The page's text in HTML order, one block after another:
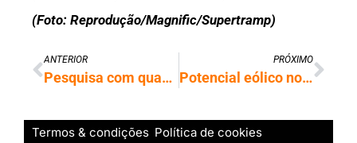
(Foto: Reprodução/Magnific/Supertramp)
ANTERIOR
Pesquisa com quase 700 mil pessoas amplia compreensão genética da ansiedade
PRÓXIMO
Potencial eólico no mar pode impulsionar indústria e inovação no Maranhão
Termos & condições Política de cookies